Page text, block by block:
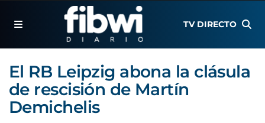
TV DIRECTO
El RB Leipzig abona la clásula
de rescisión de Martín
Demichelis